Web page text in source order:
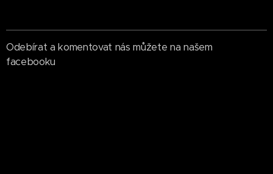
Odebírat a komentovat nás můžete na našem
facebooku